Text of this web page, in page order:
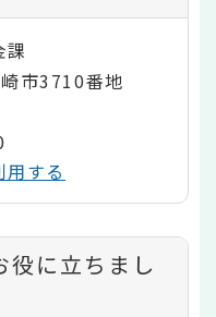
市3710番地
する
役に立ちまし